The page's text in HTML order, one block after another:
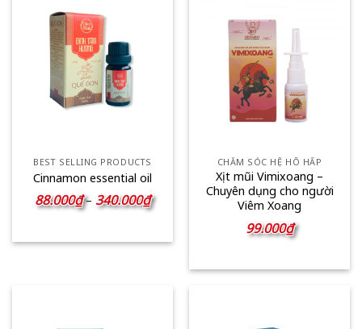
BEST SELLING PRODUCTS
Cinnamon essential oil
88.000₫ – 340.000₫Khoảng
giá:
đến
CHĂM SÓC HỆ HÔ HẤP
Xịt mũi Vimixoang –
Chuyên dụng cho người
Viêm Xoang
99.000₫